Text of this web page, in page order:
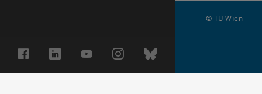
FacebookLinkedInYouTubeInstagramBluesky
© TU Wien